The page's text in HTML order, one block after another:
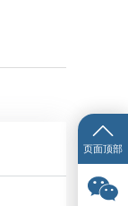
页面顶部